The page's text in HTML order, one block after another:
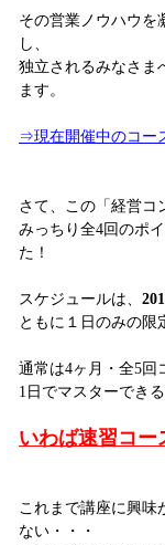
その営業ノウハウを
し、
独立されるみなさま
ます。
⇒現在開催中のコー
さて、この「経営コ
みっちり全4回のポ
た！
スケジュールは、
ともに１日のみの限
通常は4ヶ月・全5回
1日でマスターでき
いわば速習コー
これまで講座に興味
ない・・・